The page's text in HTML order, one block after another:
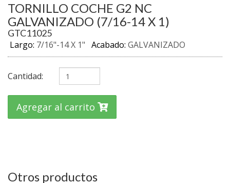
TORNILLO COCHE G2 NC
GALVANIZADO (7/16-14 X 1)
GTC11025
Largo: 7/16"-14 X 1" Acabado: GALVANIZADO
Cantidad:
Agregar al carrito
Otros productos